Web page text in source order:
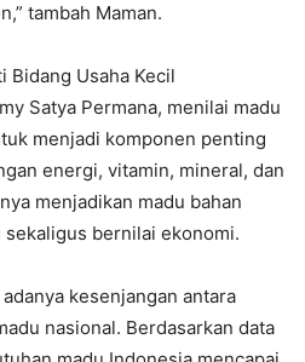
tambah Maman.
Bidang Usaha Kecil
Satya Permana, menilai madu
menjadi komponen penting
energi, vitamin, mineral, dan
menjadikan madu bahan
bernilai ekonomi.
kesenjangan antara
nasional. Berdasarkan data